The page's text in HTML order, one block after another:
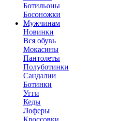
Ботильоны
Босоножки
Мужчинам
Новинки
Вся обувь
Мокасины
Пантолеты
Полуботинки
Сандалии
Ботинки
Угги
Кеды
Лоферы
Кроссовки